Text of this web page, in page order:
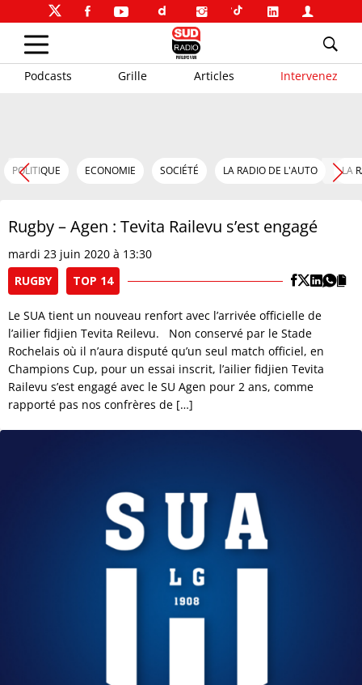
Podcasts Grille Articles Intervenez
POLITIQUE ECONOMIE SOCIÉTÉ LA RADIO DE L'AUTO LA
Rugby – Agen : Tevita Railevu s’est engagé
mardi 23 juin 2020 à 13:30
RUGBY
TOP 14
Le SUA tient un nouveau renfort avec l’arrivée officielle de
l’ailier fidjien Tevita Reilevu. Non conservé par le Stade
Rochelais où il n’aura disputé qu’un seul match officiel, en
Champions Cup, pour un essai inscrit, l’ailier fidjien Tevita
Railevu s’est engagé avec le SU Agen pour 2 ans, comme
rapporté pas nos confrères de […]